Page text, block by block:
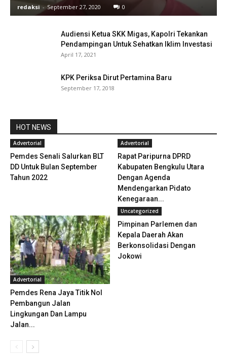
redaksi - September 27, 2020 0
Audiensi Ketua SKK Migas, Kapolri Tekankan
Pendampingan Untuk Sehatkan Iklim Investasi
April 17, 2021
KPK Periksa Dirut Pertamina Baru
September 17, 2018
HOT NEWS
Advertorial
Pemdes Senali Salurkan BLT
DD Untuk Bulan September
Tahun 2022
Advertorial
Rapat Paripurna DPRD
Kabupaten Bengkulu Utara
Dengan Agenda
Mendengarkan Pidato
Kenegaraan...
Advertorial
Pemdes Rena Jaya Titik Nol
Pembangun Jalan
Lingkungan Dan Lampu
Jalan...
Uncategorized
Pimpinan Parlemen dan
Kepala Daerah Akan
Berkonsolidasi Dengan
Jokowi